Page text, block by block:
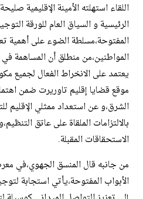
اللقاء استهلته الأمينة الإقليمية
الرئيسية و السياق العام للورقة
المفتوحة،مسلطة الضوء على أهمية
المواطنين،من منطلق أن المساهمة في
يعتمد على الانخراط الفعال لجميع
موقع قضايا إقليم تاوريرت ضمن
الشرق،و عن استعداد ممثلي الإقليم
بالالتزامات الملقاة على عاتق
الاستحقاقات المقبلة.
من جانبه قال المنسق الجهوي،في
الأبواب المفتوحة،يأتي استجابة